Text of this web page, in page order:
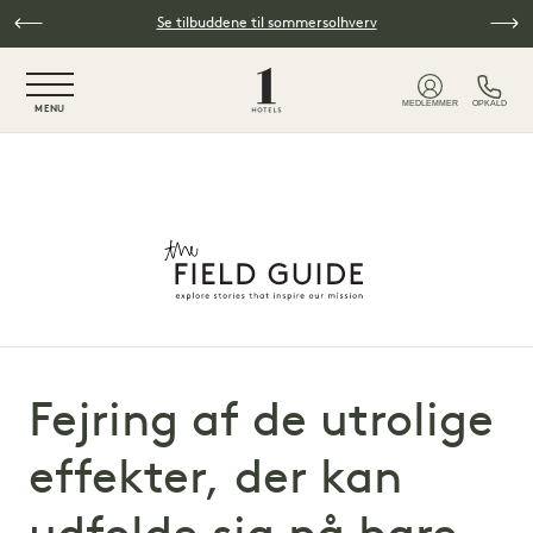
Spring til hovedindholdSe tilbuddene til sommersolhverv
MENU
MEDLEMMER OPKALD
Fejring af de utrolige
effekter, der kan